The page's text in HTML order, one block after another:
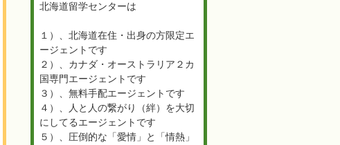
北海道留学センターは
１）、北海道在住・出身の方限定エ
ージェントです
２）、カナダ・オーストラリア２カ
国専門エージェントです
３）、無料手配エージェントです
４）、人と人の繋がり（絆）を大切
にしてるエージェントです
５）、圧倒的な「愛情」と「情熱」